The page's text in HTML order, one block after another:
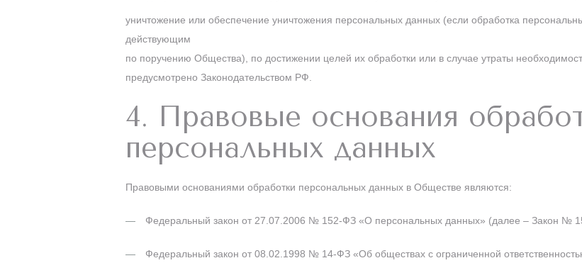
уничтожение или обеспечение уничтожения персональных данных (если обработка
действующим
по поручению Общества), по достижении целей их обработки или в случае утраты
предусмотрено Законодательством РФ.
4. Правовые основания
персональных данных
Правовыми основаниями обработки персональных данных в Обществе являются:
Федеральный закон от 27.07.2006 № 152-ФЗ «О персональных данных» (далее – Закон №
Федеральный закон от 08.02.1998 № 14-ФЗ «Об обществах с ограниченной